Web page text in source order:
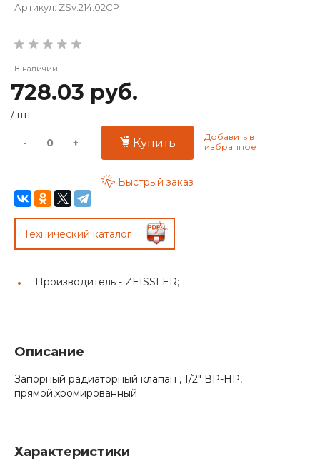
Артикул: ZSv.214.02CP
В наличии
728.03 руб.
/ шт
- + Купить
Быстрый заказ
Технический каталог
Производитель - ZEISSLER;
Описание
Запорный радиаторный клапан , 1/2" ВР-НР,
прямой,хромированный
Характеристики